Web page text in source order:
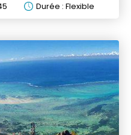
Durée : Flexible